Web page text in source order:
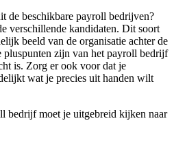
de beschikbare payroll bedrijven?
verschillende kandidaten. Dit soort
beeld van de organisatie achter de
pluspunten zijn van het payroll bedrijf
is. Zorg er ook voor dat je
wat je precies uit handen wilt
bedrijf moet je uitgebreid kijken naar